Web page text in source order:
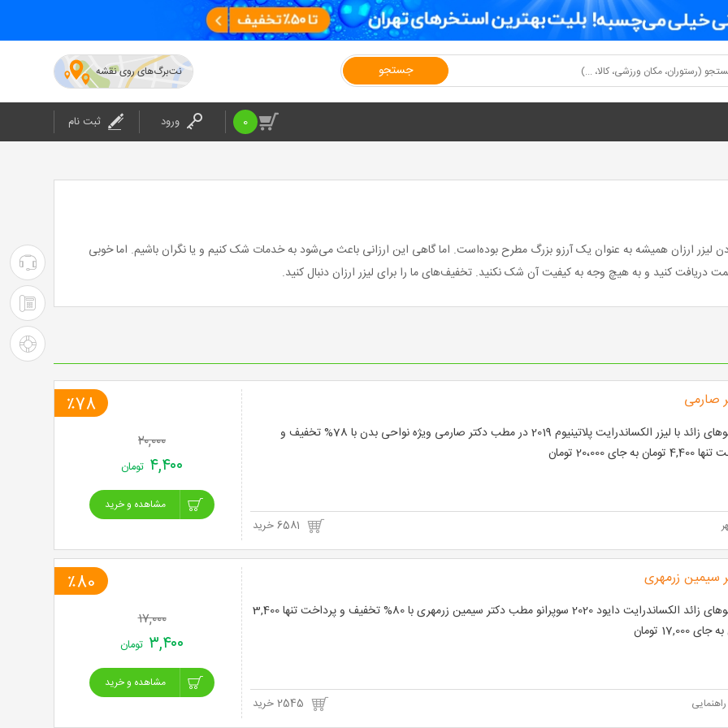
جستجو نت‌برگ‌های روی نقشه
0 ورود ثبت نام
لیزر ارزان همیشه به عنوان یک آرزو بزرگ مطرح بوده‌است. اما گاهی این ارزانی باعث می‌شود به خدمات شک کنیم و یا نگران باشیم. اما خوبی
دریافت کنید و به هیچ وجه به کیفیت آن شک نکنید. تخفیف‌های ما را برای لیزر ارزان دنبال کنید.
صارمی
رفع موهای زائد با لیزر الکساندرایت پلاتینیوم 2019 در مطب دکتر صارمی ویژه نواحی بدن با 78% تخفیف و
به جای 20،000 تومان
٪78
۲۰,۰۰۰
۴,۴۰۰ تومان
مشاهده و خرید
سیمین زرمهری
لیزر موهای زائد الکساندرایت دایود 2020 سوپرانو مطب دکتر سیمین زرمهری با 80% تخفیف و پرداخت تنها 3,400
17,000 تومان
٪80
۱۷,۰۰۰
۳,۴۰۰ تومان
مشاهده و خرید
۰۲۱-۴۲۰۲۴
:
پشتیبانی
۰۲۱-۴۲۰۲۴
: شرکت
راهنمای